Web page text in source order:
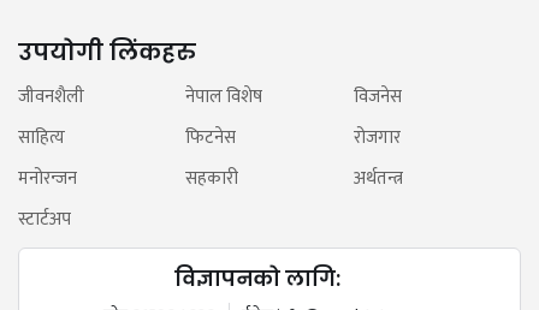
उपयोगी लिंकहरु
जीवनशैली नेपाल विशेष
विजनेस
साहित्य
फिटनेस
रोजगार
मनोरन्जन
सहकारी
अर्थतन्त्र
स्टार्टअप
विज्ञापनको लागि: